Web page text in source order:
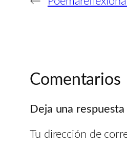
Comentarios
Deja una respuesta
Tu dirección de